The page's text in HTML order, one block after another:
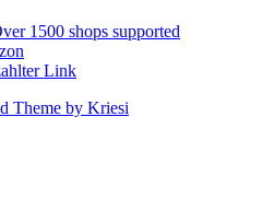
1500 shops supported
Link
Theme by Kriesi